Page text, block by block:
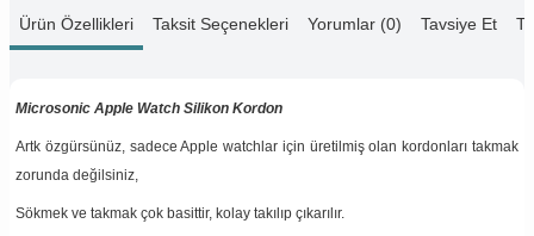
Ürün Özellikleri Taksit Seçenekleri Yorumlar (0) Tavsiye Et
Microsonic Apple Watch Silikon Kordon
Artk özgürsünüz, sadece Apple watchlar için üretilmiş olan kordonları takmak
zorunda değilsiniz,
Sökmek ve takmak çok basittir, kolay takılıp çıkarılır.